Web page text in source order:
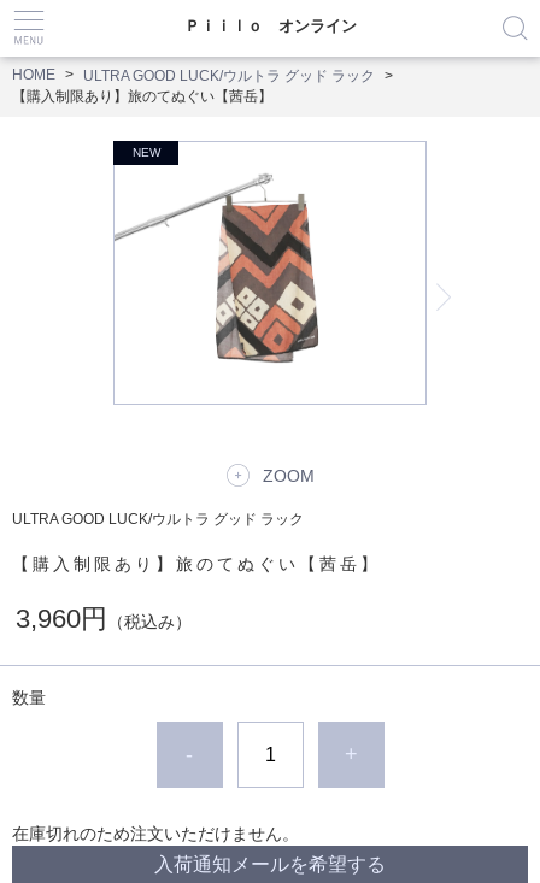
Ｐｉｉｌｏ オンライン
HOME
ULTRA GOOD LUCK/ウルトラ グッド ラック
【購入制限あり】旅のてぬぐい【茜岳】
ZOOM
ULTRA GOOD LUCK/ウルトラ グッド ラック
【購入制限あり】旅のてぬぐい【茜岳】
3,960円 （税込み）
数量
- +
在庫切れのため注文いただけません。
入荷通知メールを希望する